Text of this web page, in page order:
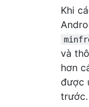
Khi
và
hơn
được
trước.